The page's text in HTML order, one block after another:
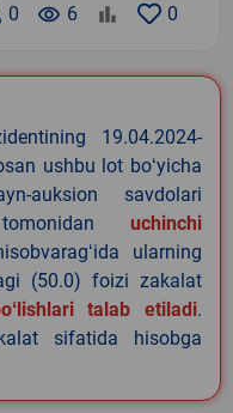
0
remove_red_eye 6
0
19.04.2024-
ushbu lot boʻyicha
auksion savdolari
uchinchi
ularning
(50.0) foizi zakalat
talab etiladi.
sifatida hisobga